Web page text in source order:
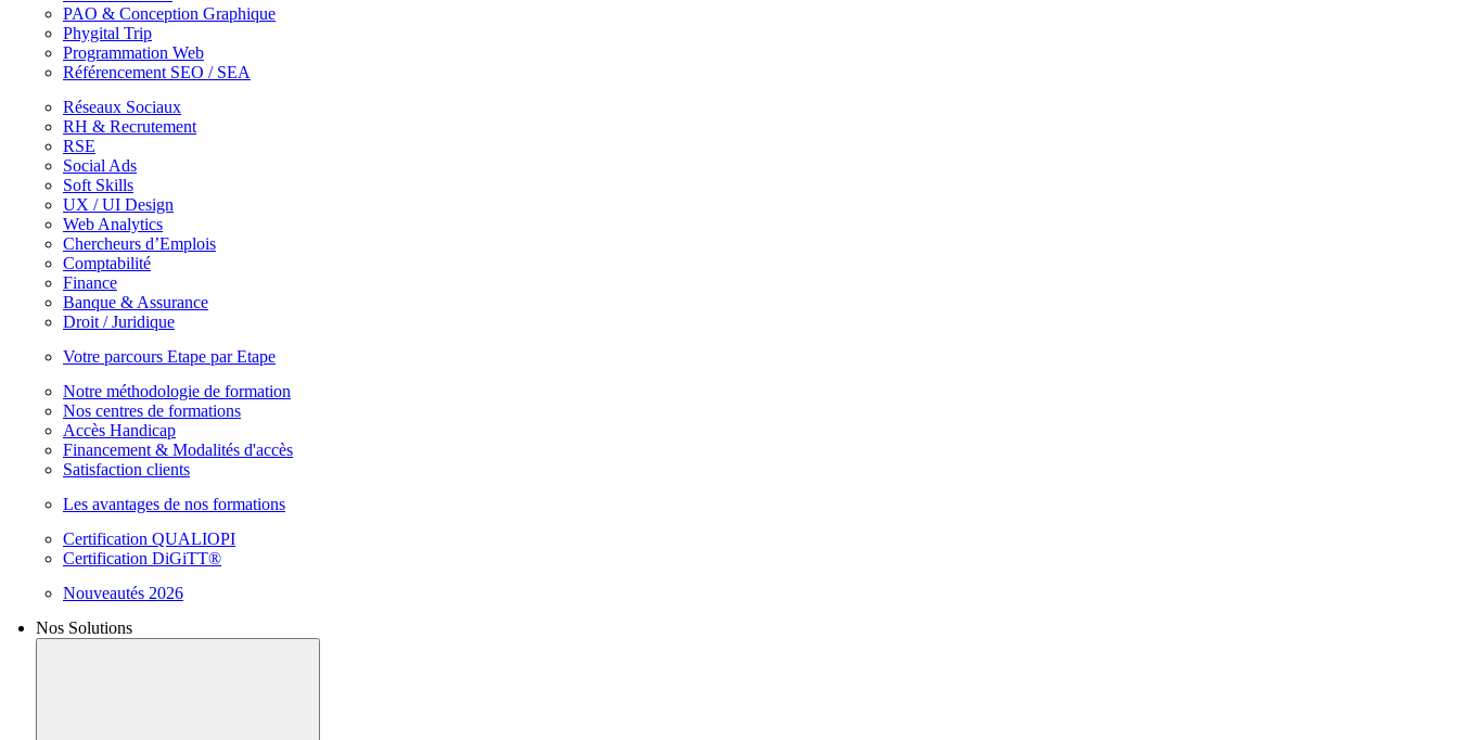
PAO & Conception Graphique
Phygital Trip
Programmation Web
Référencement SEO / SEA
Réseaux Sociaux
RH & Recrutement
RSE
Social Ads
Soft Skills
UX / UI Design
Web Analytics
Chercheurs d’Emplois
Comptabilité
Finance
Banque & Assurance
Droit / Juridique
Votre parcours Etape par Etape
Notre méthodologie de formation
Nos centres de formations
Accès Handicap
Financement & Modalités d'accès
Satisfaction clients
Les avantages de nos formations
Certification QUALIOPI
Certification DiGiTT®
Nouveautés 2026
Nos Solutions